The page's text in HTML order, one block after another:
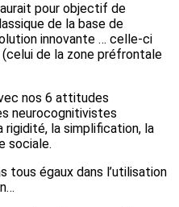
pour objectif de
de la base de
innovante … celle-ci
de la zone préfrontale
nos 6 attitudes
neurocognitivistes
rigidité, la simplification, la
sociale.
tous égaux dans l’utilisation